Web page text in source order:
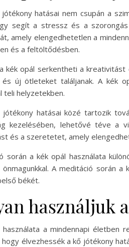
hatásai nem csupán a
segít a stressz és a
amely elengedhetetlen a
és a feltöltődésben.
kék opál serkentheti a
és új ötleteket találjanak. A kék
teli helyzetekben.
jótékony hatásai közé tartozik
kezelésében, lehetővé téve a
és a szeretetet, amely
során a kék opál használata
önmagunkkal. A meditáció során
békét.
használjuk
a mindennapi életben
élvezhessék a kő jótékony